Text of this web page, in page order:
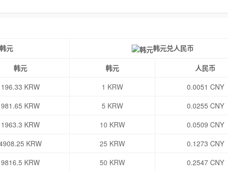
元 韩元兑人民币
韩元 韩元
人民币
196.33 KRW 1 KRW
0.0051 CNY
981.65 KRW 5 KRW
0.0255 CNY
1963.3 KRW 10 KRW
0.0509 CNY
KRW 25 KRW
0.1273 CNY
9816.5 KRW 50 KRW
0.2547 CNY